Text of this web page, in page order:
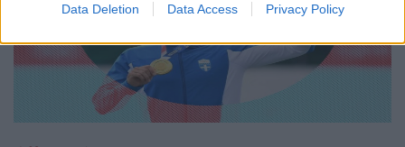
Data Deletion Data Access Privacy Policy